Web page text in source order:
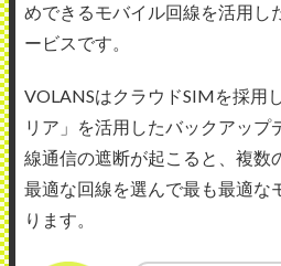
めできるモバイル回線を活用し
ービスです。
VOLANSはクラウドSIMを採用
リア」を活用したバックアップ
線通信の遮断が起こると、複数
最適な回線を選んで最も最適な
ります。